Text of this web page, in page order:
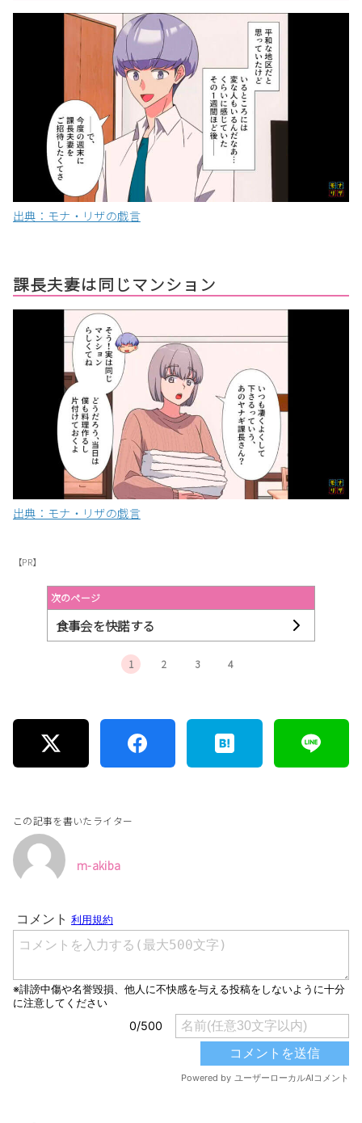
出典：モナ・リザの戯言
課長夫妻は同じマンション
出典：モナ・リザの戯言
【PR】
次のページ
食事会を快諾する
1 2 3 4
この記事を書いたライター
m-akiba